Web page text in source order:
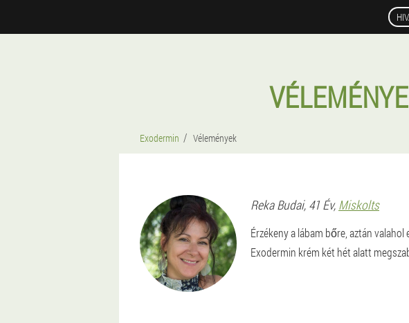
Exodermin Vélemények
Reka Budai, 41 Év, Miskolts
Érzékeny a lábam bőre, aztán
Exodermin krém két hét alatt